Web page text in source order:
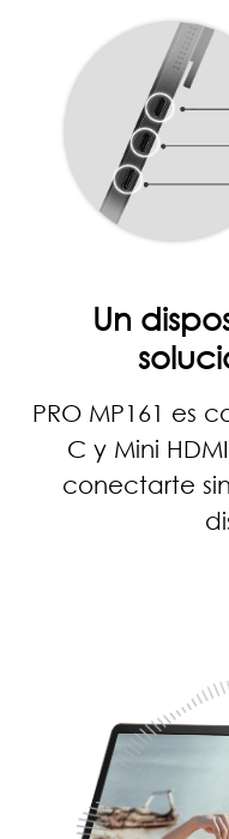
Un
PRO MP161 es
C y Mini
conectarte